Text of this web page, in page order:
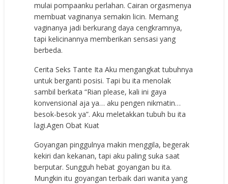
mulai pompaanku perlahan. Cairan orgasmenya
membuat vaginanya semakin licin. Memang
vaginanya jadi berkurang daya cengkramnya,
tapi kelicinannya memberikan sensasi yang
berbeda.
Cerita Seks Tante Ita Aku mengangkat tubuhnya
untuk berganti posisi. Tapi bu ita menolak
sambil berkata “Rian please, kali ini gaya
konvensional aja ya… aku pengen nikmatin…
besok-besok ya”. Aku meletakkan tubuh bu ita
lagi.Agen Obat Kuat
Goyangan pinggulnya makin menggila, begerak
kekiri dan kekanan, tapi aku paling suka saat
berputar. Sungguh hebat goyangan bu ita.
Mungkin itu goyangan terbaik dari wanita yang